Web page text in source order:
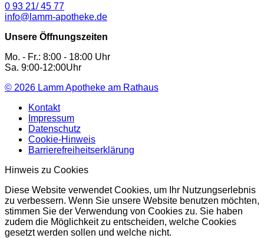
0 93 21/ 45 77
info@lamm-apotheke.de
Unsere Öffnungszeiten
Mo. - Fr.: 8:00 - 18:00 Uhr
Sa. 9:00-12:00Uhr
© 2026 Lamm Apotheke am Rathaus
Kontakt
Impressum
Datenschutz
Cookie-Hinweis
Barrierefreiheitserklärung
Hinweis zu Cookies
Diese Website verwendet Cookies, um Ihr Nutzungserlebnis
zu verbessern. Wenn Sie unsere Website benutzen möchten,
stimmen Sie der Verwendung von Cookies zu. Sie haben
zudem die Möglichkeit zu entscheiden, welche Cookies
gesetzt werden sollen und welche nicht.